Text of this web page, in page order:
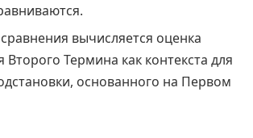
вычисляется оценка
Второго Термина как контекста для
основанного на Первом